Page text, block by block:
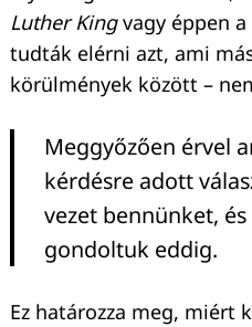
Luther Kingvagy éppen a
tudták elérni azt, ami
körülmények között –
Meggyőzően érvel
kérdésre adott
vezet bennünket,
gondoltuk eddig.
Ez határozza meg, miért